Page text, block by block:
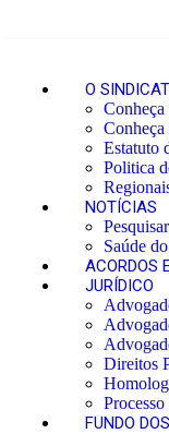
O
Estatuto
Politica
NOTÍCIAS
Pesquisar
Saúde
ACORDOS
JURÍDICO
Direitos
FUNDO